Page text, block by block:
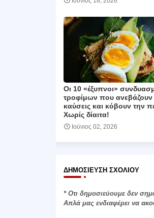
Οι 10 «έξυπνοι»
τροφίμων που ανεβάζουν
καύσεις και κόβουν την
Χωρίς δίαιτα!
Ιούνιος 02, 2026
ΔΗΜΟΣΊΕΥΣΗ ΣΧΟΛΊΟΥ
* Οτι δημοσιεύουμε δεν
Απλά μας ενδιαφέρει να